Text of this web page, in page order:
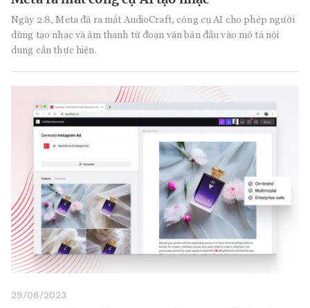
Ngày 2.8, Meta đã ra mắt AudioCraft, công cụ AI cho phép người
dùng tạo nhạc và âm thanh từ đoạn văn bản đầu vào mô tả nội
dung cần thực hiện.
29/06/2023